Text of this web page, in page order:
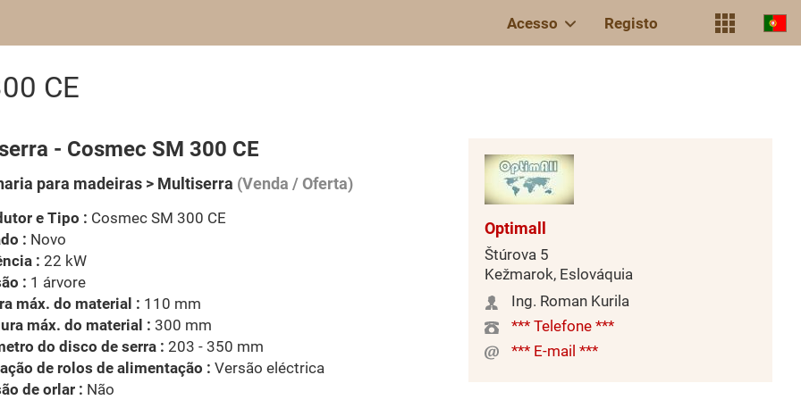
Acesso Registo
CE
- Cosmec SM 300 CE
para madeiras > Multiserra (Venda / Oferta)
e Tipo : Cosmec SM 300 CE
: Novo
: 22 kW
: 1 árvore
máx. do material : 110 mm
máx. do material : 300 mm
do disco de serra : 203 - 350 mm
de rolos de alimentação : Versão eléctrica
de orlar : Não
Optimall
Štúrova 5
Kežmarok, Eslováquia
Ing. Roman Kurila
*** Telefone ***
*** E-mail ***